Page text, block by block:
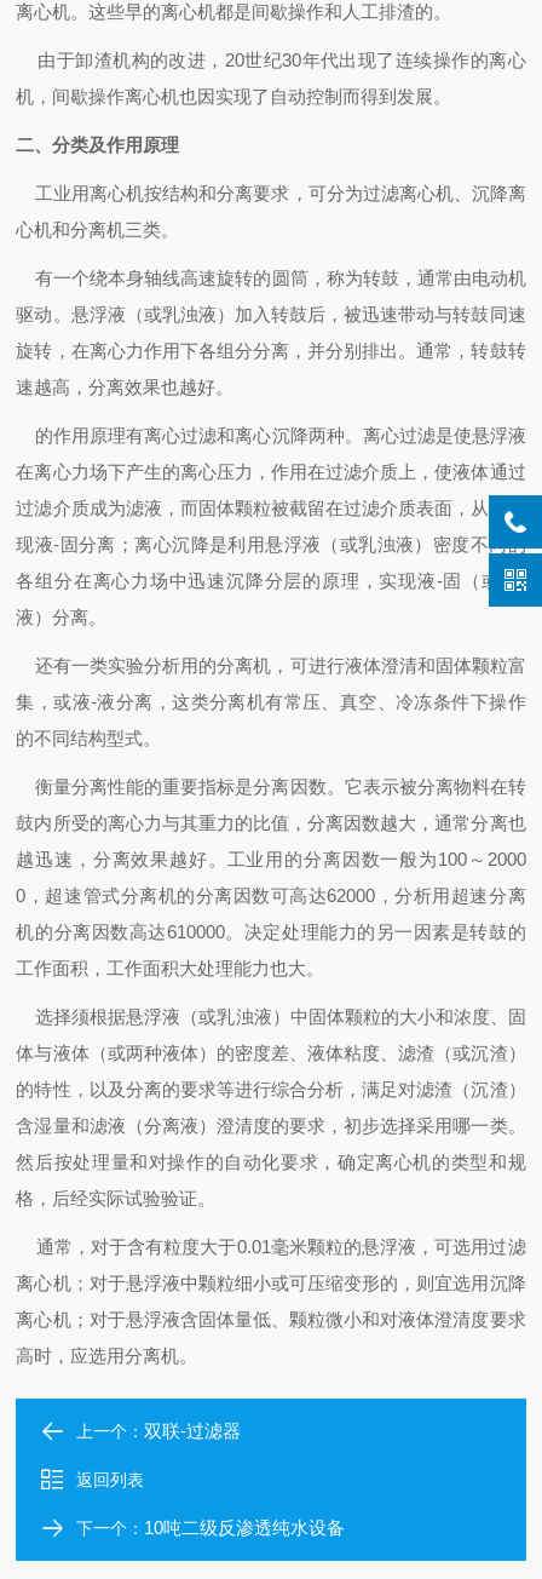
离心机。这些早的离心机都是间歇操作和人工排渣的。
由于卸渣机构的改进，20世纪30年代出现了连续操作的离心
机，间歇操作离心机也因实现了自动控制而得到发展。
二、分类及作用原理
工业用离心机按结构和分离要求，可分为过滤离心机、沉降离
心机和分离机三类。
有一个绕本身轴线高速旋转的圆筒，称为转鼓，通常由电动机
驱动。悬浮液（或乳浊液）加入转鼓后，被迅速带动与转鼓同速
旋转，在离心力作用下各组分分离，并分别排出。通常，转鼓转
速越高，分离效果也越好。
的作用原理有离心过滤和离心沉降两种。离心过滤是使悬浮液
在离心力场下产生的离心压力，作用在过滤介质上，使液体通过
过滤介质成为滤液，而固体颗粒被截留在过滤介质表面，从而实
现液-固分离；离心沉降是利用悬浮液（或乳浊液）密度不同的
各组分在离心力场中迅速沉降分层的原理，实现液-固（或液-
液）分离。
还有一类实验分析用的分离机，可进行液体澄清和固体颗粒富
集，或液-液分离，这类分离机有常压、真空、冷冻条件下操作
的不同结构型式。
衡量分离性能的重要指标是分离因数。它表示被分离物料在转
鼓内所受的离心力与其重力的比值，分离因数越大，通常分离也
越迅速，分离效果越好。工业用的分离因数一般为100～2000
0，超速管式分离机的分离因数可高达62000，分析用超速分离
机的分离因数高达610000。决定处理能力的另一因素是转鼓的
工作面积，工作面积大处理能力也大。
选择须根据悬浮液（或乳浊液）中固体颗粒的大小和浓度、固
体与液体（或两种液体）的密度差、液体粘度、滤渣（或沉渣）
的特性，以及分离的要求等进行综合分析，满足对滤渣（沉渣）
含湿量和滤液（分离液）澄清度的要求，初步选择采用哪一类。
然后按处理量和对操作的自动化要求，确定离心机的类型和规
格，后经实际试验验证。
通常，对于含有粒度大于0.01毫米颗粒的悬浮液，可选用过滤
离心机；对于悬浮液中颗粒细小或可压缩变形的，则宜选用沉降
离心机；对于悬浮液含固体量低、颗粒微小和对液体澄清度要求
高时，应选用分离机。
上一个：双联-过滤器
返回列表
下一个： 10吨二级反渗透纯水设备